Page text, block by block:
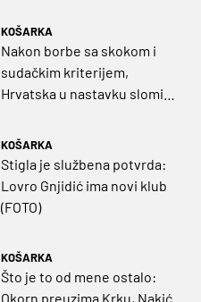
KOŠARKA
Nakon borbe sa skokom i
sudačkim kriterijem,
Hrvatska u nastavku slomila
KOŠARKA
Stigla je službena potvrda:
Lovro Gnjidić ima novi klub
(FOTO)
KOŠARKA
Što je to od mene ostalo:
Okorn preuzima Krku, Nakić